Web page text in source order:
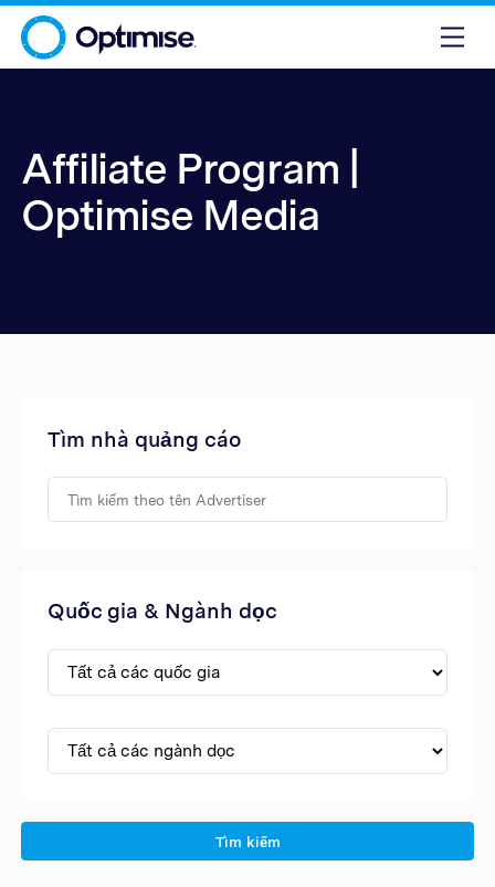
Affiliate Program |
Optimise Media
Tìm nhà quảng cáo
Quốc gia & Ngành dọc
Tìm kiếm